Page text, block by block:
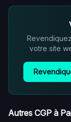
votre site
Autres CGP à